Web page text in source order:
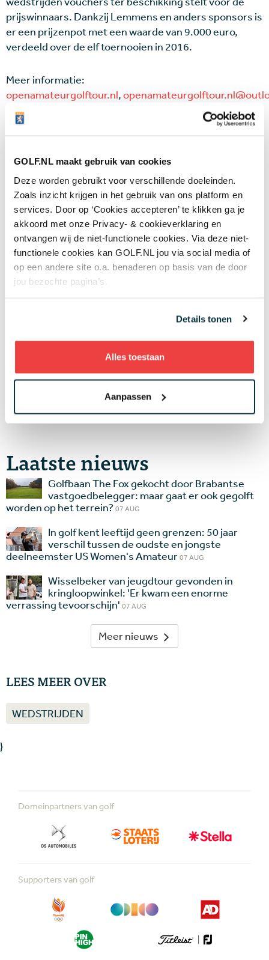
GOLF.NL maakt gebruik van cookies
Deze worden gebruikt voor verschillende doeleinden.
Zoals inzicht krijgen in het gebruik van ons platform en
services. Door op ‘Cookies accepteren’ te klikken ga je
akkoord met onze Privacy- & cookieverklaring en
ontvangen wij de niet-functionele cookies. Via deze niet-
functionele cookies kan GOLF.NL jou via social media of
op een andere site o.a. benaderen op basis van de door
jou bezochte pagina’s.
Details tonen
Alles toestaan
Aanpassen
prijswinnaars. Dankzij Lemmens en anders sponsors is
er een prijzenpot met een waarde van 9.000 euro,
verdeeld over de elf toernooien in 2016.
Meer informatie:
openamateurgolftour.nl,
The Dutch Futures
Op maandag is op The Dutch een wedstrijd van The
Dutch Futures gespeeld. Bekijk de uitslag en standen
hieronder.
Wijzig je instelling
en accepteer marketing
cookies om deze inhoud te kunnen bekijken.
en accepteer marketing
cookies om deze inhoud te kunnen bekijken.
Laatste nieuws
Golfbaan The Fox gekocht door Brabantse
vastgoedbelegger: maar gaat er ook gegolft
worden op het terrein?07 AUG
In golf kent leeftijd geen grenzen: 50 jaar
verschil tussen de oudste en jongste
deelneemster US Women's Amateur07 AUG
Wisselbeker van jeugdtour gevonden in
kringloopwinkel: 'Er kwam een enorme
verrassing tevoorschijn' 07 AUG
Meer nieuws
LEES MEER OVER
WEDSTRIJDEN
}
Domeinpartners van golf
Supporters van golf